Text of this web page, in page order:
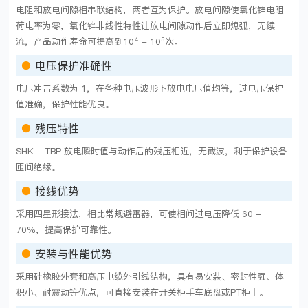
电阻和放电间隙相串联结构，两者互为保护。放电间隙使氧化锌电阻
荷电率为零，氧化锌非线性特性让放电间隙动作后立即熄弧，无续
流，产品动作寿命可提高到10⁴ - 10⁵次。
● 电压保护准确性
电压冲击系数为 1，在各种电压波形下放电电压值均等，过电压保护
值准确，保护性能优良。
● 残压特性
SHK - TBP 放电瞬时值与动作后的残压相近，无截波，利于保护设备
匝间绝缘。
● 接线优势
采用四星形接法，相比常规避雷器，可使相间过电压降低 60 -
70%，提高保护可靠性。
● 安装与性能优势
采用硅橡胶外套和高压电缆外引线结构，具有易安装、密封性强、体
积小、耐震动等优点，可直接安装在开关柜手车底盘或PT柜上。